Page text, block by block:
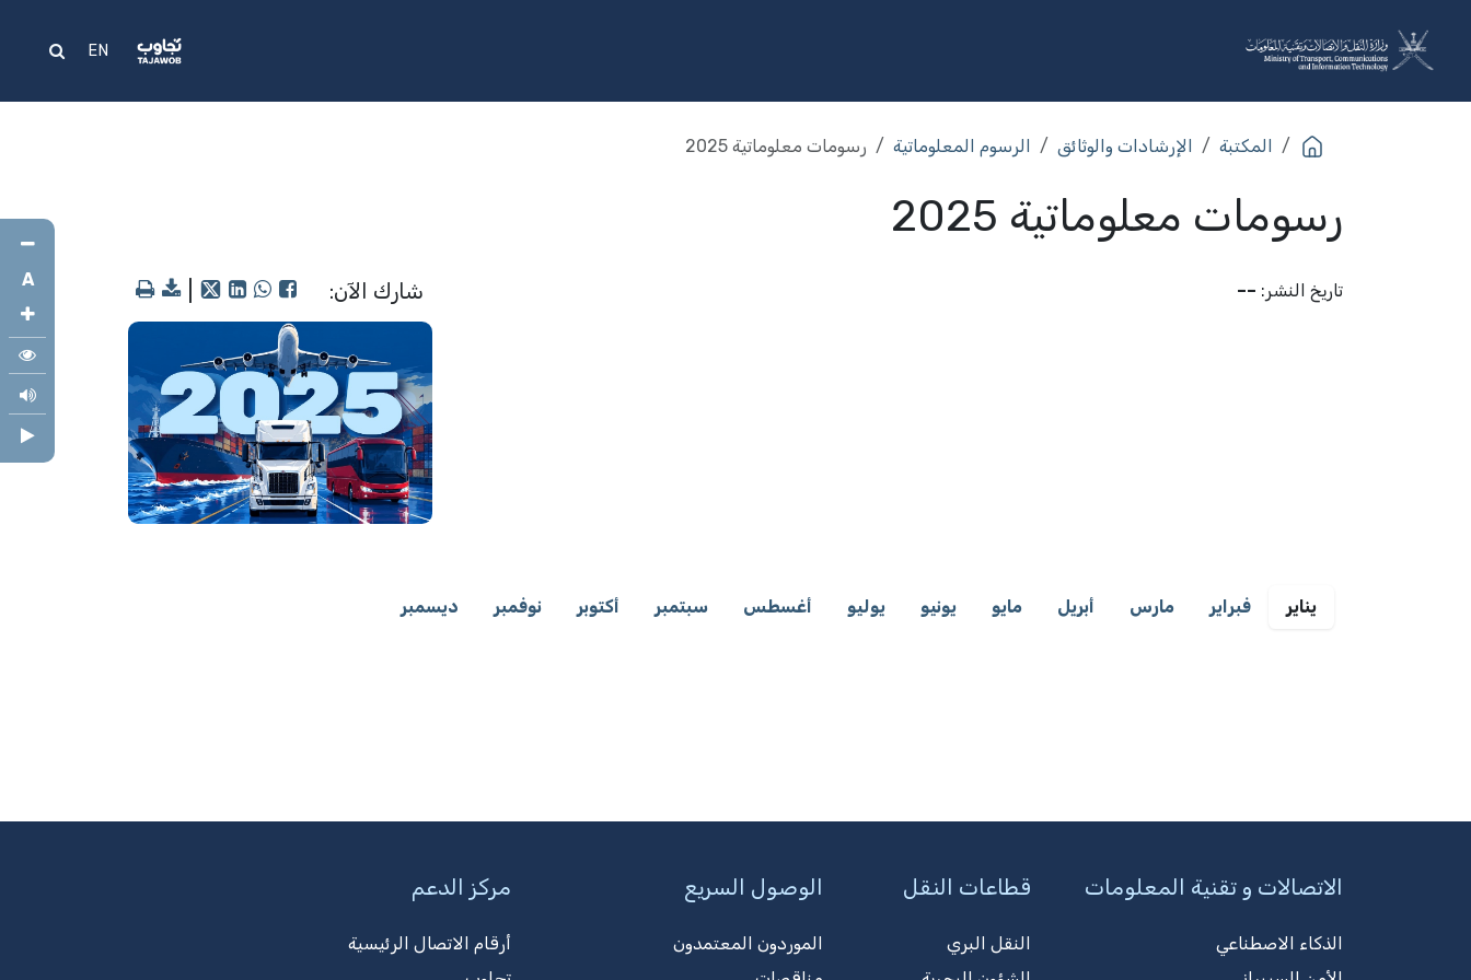
EN
المكتبة الإرشادات والوثائق الرسوم المعلوماتية رسومات معلوماتية 2025
رسومات معلوماتية 2025
تاريخ النشر :
–– شارك الآن:
يناير فبراير مارس أبريل مايو يونيو يوليو أغسطس سبتمبر أكتوبر نوفمبر ديسمبر
الاتصالات و تقنية المعلومات
الذكاء الاصطناعي
قطاعات النقل
النقل البري
الوصول السريع
الموردون المعتمدون
مركز الدعم
أرقام الاتصال الرئيسية
A